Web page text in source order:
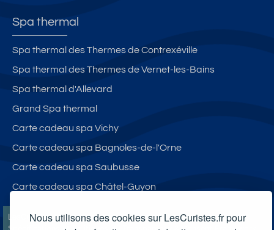
Nous utilisons des cookies sur LesCuristes.fr pour
Spa thermal
Spa thermal des Thermes de Contrexéville
Spa thermal des Thermes de Vernet-les-Bains
Spa thermal d'Allevard
Grand Spa thermal
Carte cadeau spa Vichy
Carte cadeau spa Bagnoles-de-l'Orne
Carte cadeau spa Saubusse
Carte cadeau spa Châtel-Guyon
LesCuristes.fr participe et est conforme à l'ensemble des